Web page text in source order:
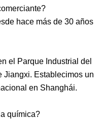
hace más de 30 años
el Parque Industrial del
Jiangxi. Establecimos un
en Shanghái.
química?